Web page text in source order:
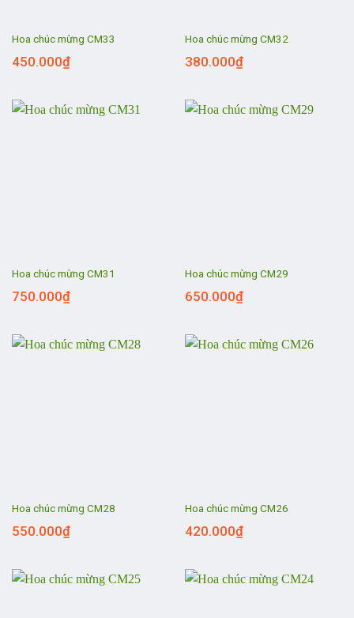
Hoa chúc mừng CM33
450.000₫
Hoa chúc mừng CM32
380.000₫
Hoa chúc mừng CM31
750.000₫
Hoa chúc mừng CM29
650.000₫
Hoa chúc mừng CM28
550.000₫
Hoa chúc mừng CM26
420.000₫